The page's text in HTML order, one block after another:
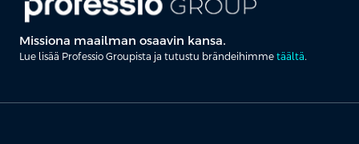
Missiona maailman osaavin kansa.
Lue lisää Professio Groupista ja tutustu brändeihimme täältä.